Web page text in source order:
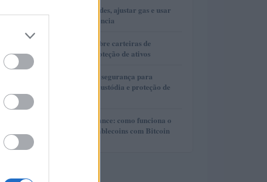
2
Como escolher redes, ajustar gas e usar
bridges com eficiência
3
Guia completo sobre carteiras de
autocustódia e proteção de ativos
Guia completo de segurança para
carteiras de autocustódia e proteção de
Lite Loan da Binance: como funciona o
empréstimo de stablecoins com Bitcoin